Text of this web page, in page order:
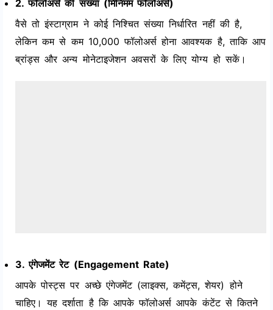
2. फॉलोअर्स की संख्या (मिनिमम फॉलोअर्स)
वैसे तो इंस्टाग्राम ने कोई निश्चित संख्या निर्धारित नहीं की है,
लेकिन कम से कम 10,000 फॉलोअर्स होना आवश्यक है, ताकि आप
ब्रांड्स और अन्य मोनेटाइजेशन अवसरों के लिए योग्य हो सकें।
3. एंगेजमेंट रेट (Engagement Rate)
आपके पोस्ट्स पर अच्छे एंगेजमेंट (लाइक्स, कमेंट्स, शेयर) होने
चाहिए। यह दर्शाता है कि आपके फॉलोअर्स आपके कंटेंट से कितने